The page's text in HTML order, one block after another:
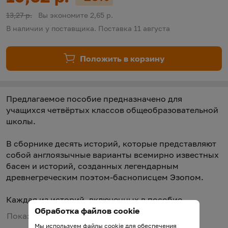
Старая цена:
13,27 р.
Вы экономите 2,65 р.
В наличии у поставщика. Поставка 11 августа
Положить в корзину
Предлагаемое пособие предназначено для
учащихся четвёртых классов общеобразовательной
школы.
В сборнике десять историй, которые представляют
собой англоязычные варианты всемирно известных
басен и историй, созданных легендарным
древнегреческим поэтом-баснописцем Эзопом.
Каждая из историй, включенных в пособие,
снабжена серией упражнений. Их выполнение даёт
учащимся возможность более глубоко вникнуть в
Показать полное описание
Обработка файлов cookie
Мы используем файлы cookie для обеспечения